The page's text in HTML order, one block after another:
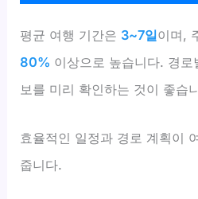
평균 여행 기간은 3~7일이며,
80% 이상으로 높습니다. 경
보를 미리 확인하는 것이 좋습
효율적인 일정과 경로 계획이
줍니다.